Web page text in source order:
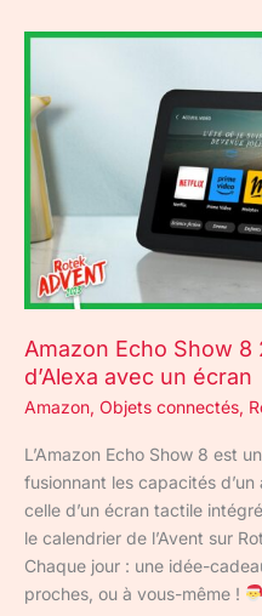
Amazon Echo Show 8
d’Alexa avec un écran
Amazon, Objets connectés,
L’Amazon Echo Show 8 est
fusionnant les capacités
celle d’un écran tactile
le calendrier de l’Avent sur
Chaque jour : une idée-
proches, ou à vous-même !
Amazon
Show
8
2023 :
puissance
d’Alexa
avec
un